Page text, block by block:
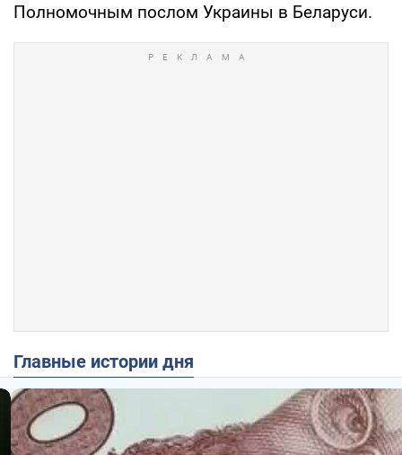
Полномочным послом Украины в Беларуси.
Главные истории дня